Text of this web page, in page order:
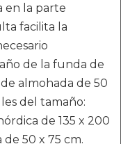
en la parte
facilita la
de la funda de
almohada de 50
del tamaño:
de 135 x 200
50 x 75 cm.